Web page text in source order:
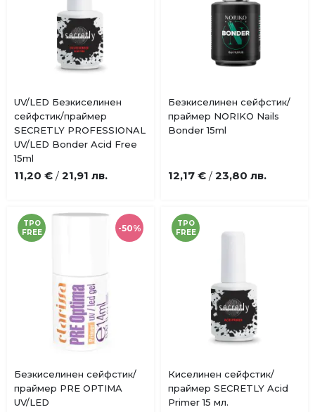
в
любими
Купи
UV/LED Безкиселинен
сейфстик/праймер
SECRETLY PROFESSIONAL
UV/LED Bonder Acid Free
15ml
11,20 € / 21,91 лв.
Добави
в
Купи
Безкиселинен сейфстик/
праймер NORIKO Nails
Bonder 15ml
12,17 € / 23,80 лв.
-50%
TPO
FREE
Добави
в
Безкиселинен сейфстик/
праймер PRE OPTIMA
UV/LED
TPO
FREE
Добави
в
Купи
Киселинен сейфстик/
праймер SECRETLY Acid
Primer 15 мл.